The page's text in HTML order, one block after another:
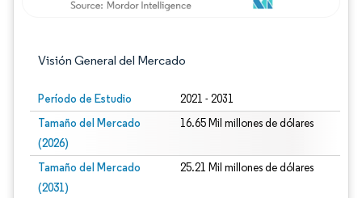
Visión General del Mercado
Período de Estudio 2021 - 2031
Tamaño del Mercado
(2026)
16.65 Mil millones de dólares
Tamaño del Mercado
(2031)
25.21 Mil millones de dólares